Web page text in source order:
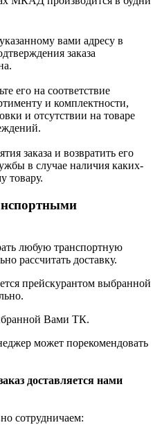
вами адресу в
заказа
его на соответствие
и комплектности,
и отсутствии на товаре
заказа и возвратить его
в случае наличия каких-
товару.
любую транспортную
рассчитать доставку.
прейскурантом выбранной
Вами ТК.
может порекомендовать
доставляется нами
сотрудничаем: